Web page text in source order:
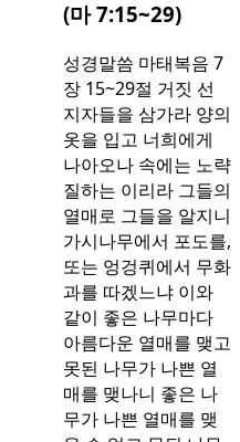
(마 7:15~29)
성경말씀 마태복음 7
장 15~29절 거짓 선
지자들을 삼가라 양의
옷을 입고 너희에게
나아오나 속에는 노략
질하는 이리라 그들의
열매로 그들을 알지니
가시나무에서 포도를,
또는 엉겅퀴에서 무화
과를 따겠느냐 이와
같이 좋은 나무마다
아름다운 열매를 맺고
못된 나무가 나쁜 열
매를 맺나니 좋은 나
무가 나쁜 열매를 맺